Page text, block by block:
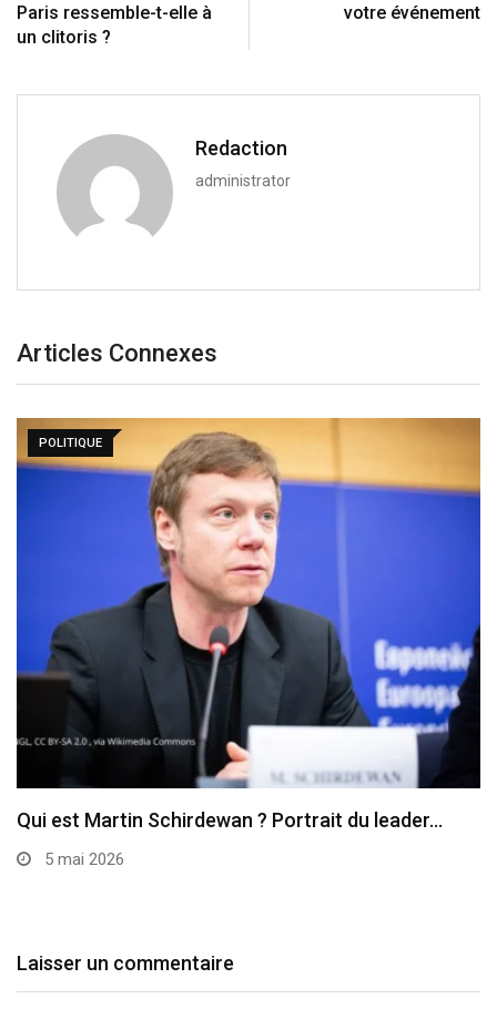
Paris ressemble-t-elle à
un clitoris ?
votre événement
Redaction
administrator
Articles Connexes
POLITIQUE
Qui est Martin Schirdewan ? Portrait du leader…
5 mai 2026
Laisser un commentaire